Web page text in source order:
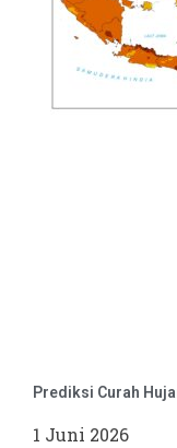
Prediksi Curah
1 Juni 2026